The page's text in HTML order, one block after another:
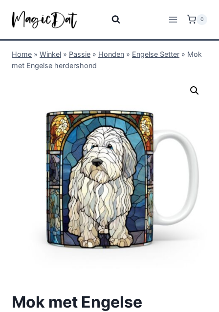
0
Home » Winkel » Passie » Honden » Engelse Setter » Mok
met Engelse herdershond
Mok met Engelse